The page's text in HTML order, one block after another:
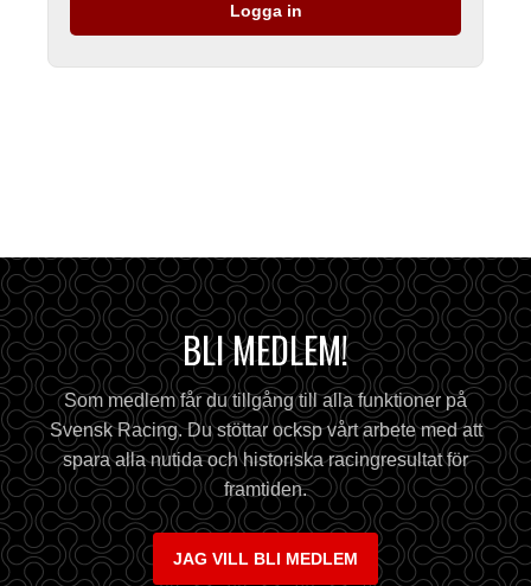
Logga in
BLI MEDLEM!
Som medlem får du tillgång till alla funktioner på
Svensk Racing. Du stöttar ocksp vårt arbete med att
spara alla nutida och historiska racingresultat för
framtiden.
JAG VILL BLI MEDLEM